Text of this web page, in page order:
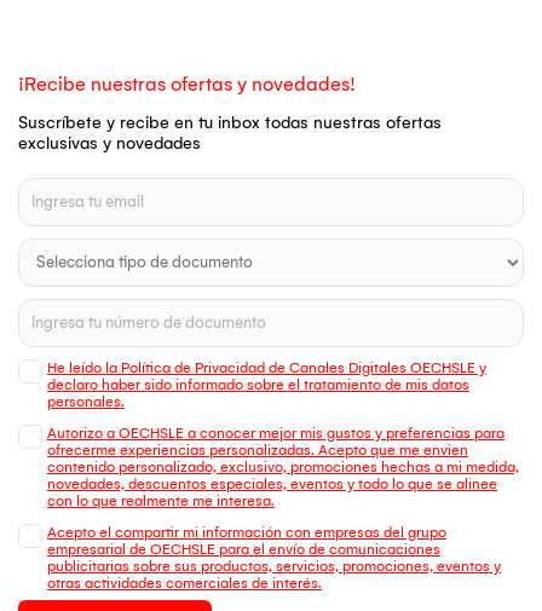
¡Recibe nuestras ofertas y novedades!
Suscríbete y recibe en tu inbox todas nuestras ofertas
exclusivas y novedades
He leído la Política de Privacidad de Canales Digitales OECHSLE y
declaro haber sido informado sobre el tratamiento de mis datos
personales.
Autorizo a OECHSLE a conocer mejor mis gustos y preferencias para
ofrecerme experiencias personalizadas. Acepto que me envien
contenido personalizado, exclusivo, promociones hechas a mi medida,
novedades, descuentos especiales, eventos y todo lo que se alinee
con lo que realmente me interesa.
Acepto el compartir mi información con empresas del grupo
empresarial de OECHSLE para el envío de comunicaciones
publicitarias sobre sus productos, servicios, promociones, eventos y
otras actividades comerciales de interés.